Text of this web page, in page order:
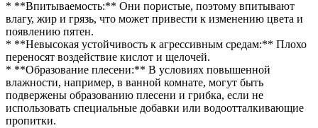
* **Впитываемость:** Они пористые, поэтому впитывают
влагу, жир и грязь, что может привести к изменению цвета и
появлению пятен.
* **Невысокая устойчивость к агрессивным средам:** Плохо
переносят воздействие кислот и щелочей.
* **Образование плесени:** В условиях повышенной
влажности, например, в ванной комнате, могут быть
подвержены образованию плесени и грибка, если не
использовать специальные добавки или водоотталкивающие
пропитки.